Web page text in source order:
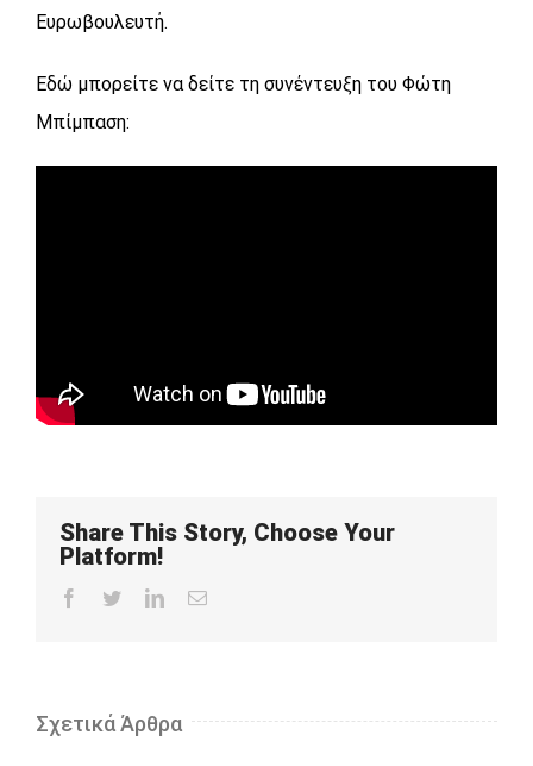
Ευρωβουλευτή.
Εδώ μπορείτε να δείτε τη συνέντευξη του Φώτη
Μπίμπαση:
Share This Story, Choose Your
Platform!
Facebook
TwitterLinkedInEmail
Σχετικά Άρθρα